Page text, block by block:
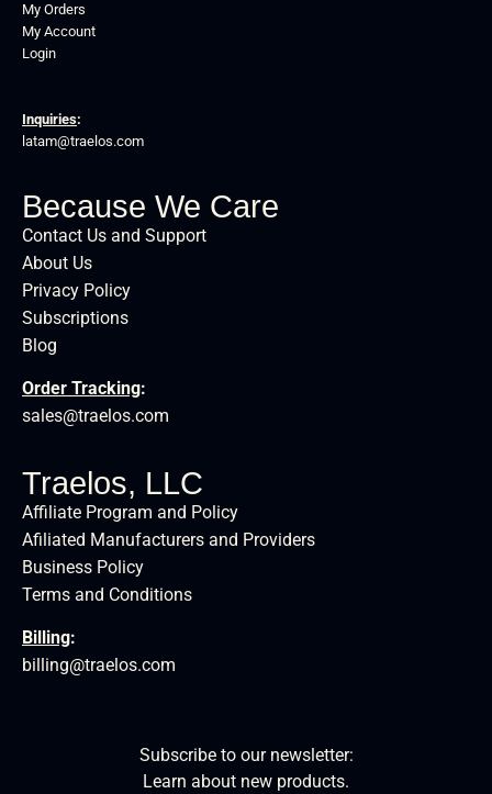
My Orders
My Account
Login
Inquiries:
latam@traelos.com
Because We Care
Contact Us and Support
About Us
Privacy Policy
Subscriptions
Blog
Order Tracking:
sales@traelos.com
Traelos, LLC
Affiliate Program and Policy
Afiliated Manufacturers and Providers
Business Policy
Terms and Conditions
Billing:
billing@traelos.com
Subscribe to our newsletter:
Learn about new products.